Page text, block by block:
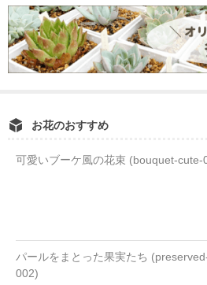
お花のおすすめ
可愛いブーケ風の花束 (bouquet-cute-
パールをまとった果実たち
002)